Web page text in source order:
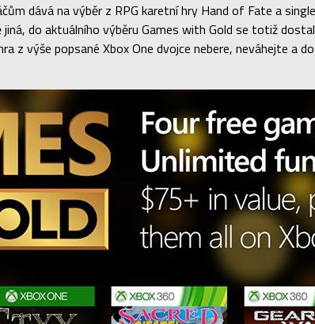
dává na výběr z RPG karetní hry Hand of Fate a
jiná, do aktuálního výběru Games with Gold se totiž
z výše popsané Xbox One dvojce nebere, neváhejte a